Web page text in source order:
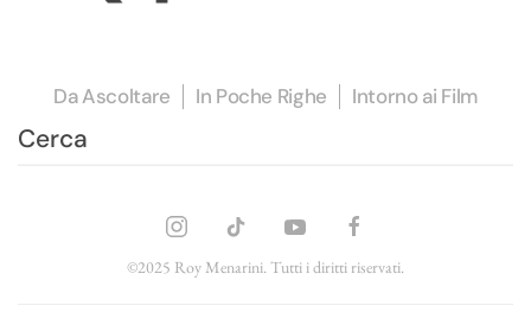
Da Ascoltare In Poche Righe Intorno ai Film
©2025 Roy Menarini. Tutti i diritti riservati.